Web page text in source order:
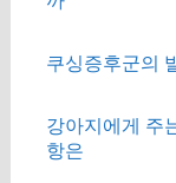
쿠싱증후군의
강아지에게 주
항은